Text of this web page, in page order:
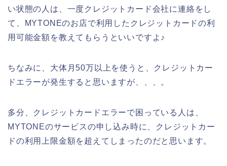
い状態の人は、一度クレジットカード会社に連絡をし
て、MYTONEのお店で利用したクレジットカードの利
用可能金額を教えてもらうといいですよ♪
ちなみに、大体月50万以上を使うと、クレジットカー
ドエラーが発生すると思いますが、、、。
多分、クレジットカードエラーで困っている人は、
MYTONEのサービスの申し込み時に、クレジットカー
ドの利用上限金額を超えてしまったのだと思います。